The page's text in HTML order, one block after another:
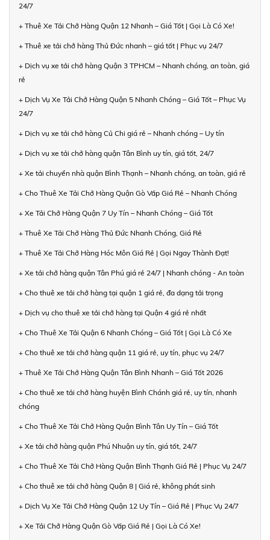
24/7
+ Thuê Xe Tải Chở Hàng Quận 12 Nhanh – Giá Tốt | Gọi Là Có Xe!
+ Thuê xe tải chở hàng Thủ Đức nhanh – giá tốt | Phục vụ 24/7
+ Dịch vụ xe tải chở hàng Quận 3 TPHCM – Nhanh chóng, an toàn, giá
rẻ
+ Dịch Vụ Xe Tải Chở Hàng Quận 5 Nhanh Chóng – Giá Tốt – Phục Vụ
24/7
+ Dịch vụ xe tải chở hàng Củ Chi giá rẻ – Nhanh chóng – Uy tín
+ Dịch vụ xe tải chở hàng quận Tân Bình uy tín, giá tốt, 24/7
+ Xe tải chuyển nhà quận Bình Thạnh – Nhanh chóng, an toàn, giá rẻ
+ Cho Thuê Xe Tải Chở Hàng Quận Gò Vấp Giá Rẻ – Nhanh Chóng
+ Xe Tải Chở Hàng Quận 7 Uy Tín – Nhanh Chóng – Giá Tốt
+ Thuê Xe Tải Chở Hàng Thủ Đức Nhanh Chóng, Giá Rẻ
+ Thuê Xe Tải Chở Hàng Hóc Môn Giá Rẻ | Gọi Ngay Thành Đạt!
+ Xe tải chở hàng quận Tân Phú giá rẻ 24/7 | Nhanh chóng - An toàn
+ Cho thuê xe tải chở hàng tại quận 1 giá rẻ, đa dạng tải trọng
+ Dịch vụ cho thuê xe tải chở hàng tại Quận 4 giá rẻ nhất
+ Cho Thuê Xe Tải Quận 6 Nhanh Chóng – Giá Tốt | Gọi Là Có Xe
+ Cho thuê xe tải chở hàng quận 11 giá rẻ, uy tín, phục vụ 24/7
+ Thuê Xe Tải Chở Hàng Quận Tân Bình Nhanh – Giá Tốt 2026
+ Cho thuê xe tải chở hàng huyện Bình Chánh giá rẻ, uy tín, nhanh
chóng
+ Cho Thuê Xe Tải Chở Hàng Quận Bình Tân Uy Tín – Giá Tốt
+ Xe tải chở hàng quận Phú Nhuận uy tín, giá tốt, 24/7
+ Cho Thuê Xe Tải Chở Hàng Quận Bình Thạnh Giá Rẻ | Phục Vụ 24/7
+ Cho thuê xe tải chở hàng Quận 8 | Giá rẻ, không phát sinh
+ Dịch Vụ Xe Tải Chở Hàng Quận 12 Uy Tín – Giá Rẻ | Phục Vụ 24/7
+ Xe Tải Chở Hàng Quận Gò Vấp Giá Rẻ | Gọi Là Có Xe!